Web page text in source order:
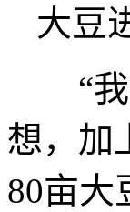
大豆
“我
想，加
80亩大